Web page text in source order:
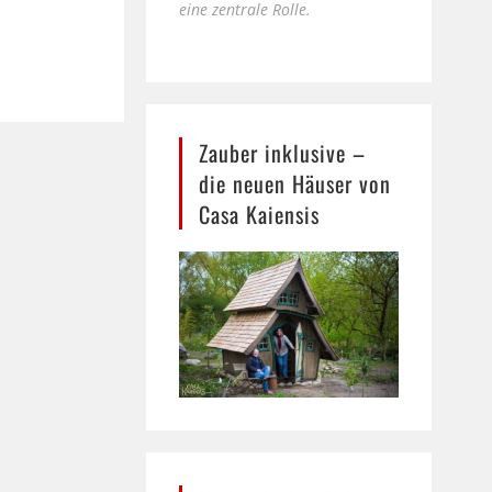
eine zentrale Rolle.
Zauber inklusive –
die neuen Häuser von
Casa Kaiensis